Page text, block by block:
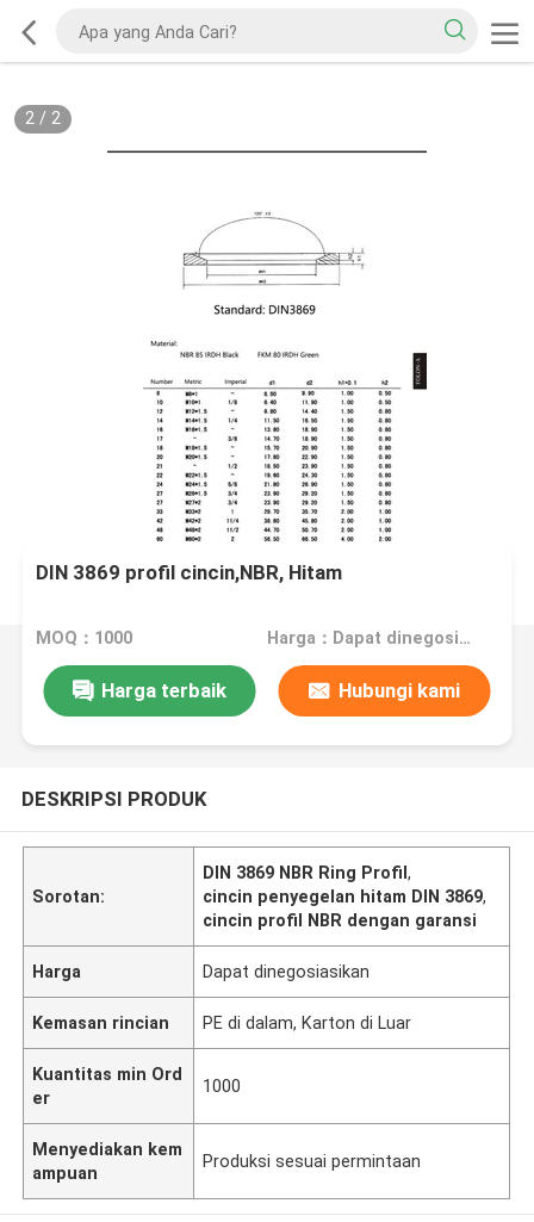
2/ 2
DIN 3869 profil cincin,NBR, Hitam
MOQ：1000 Harga：Dapat dinegosiasikan
Harga terbaik Hubungi kami
DESKRIPSI PRODUK
Sorotan:
DIN 3869 NBR Ring Profil,
cincin penyegelan hitam DIN 3869,
cincin profil NBR dengan garansi
Harga Dapat dinegosiasikan
Kemasan rincian PE di dalam, Karton di Luar
Kuantitas min Ord
er
1000
Menyediakan kem
ampuan
Produksi sesuai permintaan